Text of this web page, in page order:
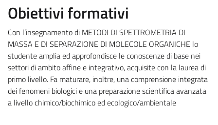
Obiettivi formativi
Con l’insegnamento di METODI DI SPETTROMETRIA DI
MASSA E DI SEPARAZIONE DI MOLECOLE ORGANICHE lo
studente amplia ed approfondisce le conoscenze di base nei
settori di ambito affine e integrativo, acquisite con la laurea di
primo livello. Fa maturare, inoltre, una comprensione integrata
dei fenomeni biologici e una preparazione scientifica avanzata
a livello chimico/biochimico ed ecologico/ambientale